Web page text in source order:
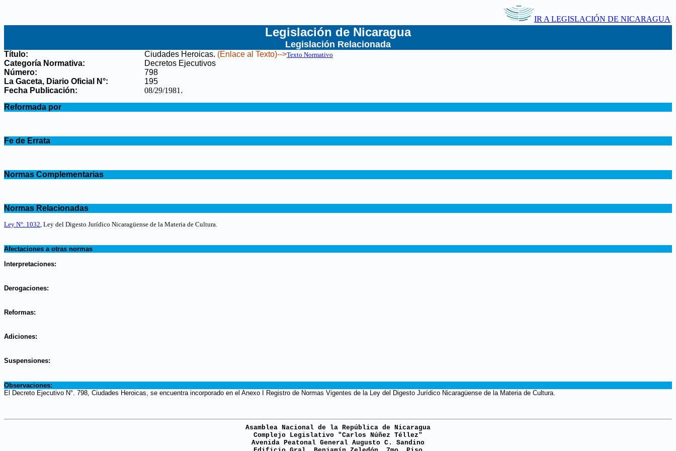
IR A LEGISLACIÓN DE NICARAGUA
Legislación de Nicaragua
Legislación Relacionada
Título: Ciudades Heroicas. (Enlace al Texto)-->Texto Normativo
Categoría Normativa:
Decretos Ejecutivos
Número:
798
La Gaceta, Diario Oficial N°:
195
Fecha Publicación:
08/29/1981 .
Reformada por
Fe de Errata
Normas Complementarias
Normas Relacionadas
Ley N°. 1032, Ley del Digesto Jurídico Nicaragüense de la Materia de Cultura.
Afectaciones a otras normas
Interpretaciones:
Derogaciones:
Reformas:
Adiciones:
Suspensiones:
Observaciones:
El Decreto Ejecutivo N°. 798, Ciudades Heroicas, se encuentra incorporado en el Anexo I Registro de Normas Vigentes de la Ley del Digesto Jurídico Nicaragüense de la Materia de Cultura.
Asamblea Nacional de la República de Nicaragua
Complejo Legislativo "Carlos Núñez Téllez"
Avenida Peatonal General Augusto C. Sandino